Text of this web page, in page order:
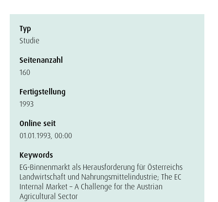
Typ
Studie
Seitenanzahl
160
Fertigstellung
1993
Online seit
01.01.1993, 00:00
Keywords
EG-Binnenmarkt als Herausforderung für Österreichs
Landwirtschaft und Nahrungsmittelindustrie; The EC
Internal Market – A Challenge for the Austrian
Agricultural Sector